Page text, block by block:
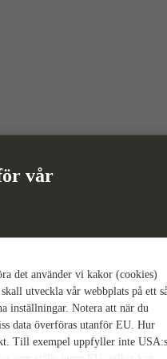
vår
det använder vi kakor (cookies)
utveckla vår webbplats på ett
inställningar. Notera att när du
data överföras utanför EU. Hur
Till exempel uppfyller inte USA:s